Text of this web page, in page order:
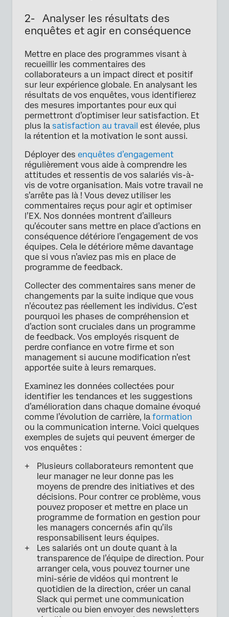
2- Analyser les résultats des
enquêtes et agir en conséquence
Mettre en place des programmes visant à
recueillir les commentaires des
collaborateurs a un impact direct et positif
sur leur expérience globale. En analysant les
résultats de vos enquêtes, vous identifierez
des mesures importantes pour eux qui
permettront d’optimiser leur satisfaction. Et
plus la satisfaction au travail est élevée, plus
la rétention et la motivation le sont aussi.
Déployer des enquêtes d’engagement
régulièrement vous aide à comprendre les
attitudes et ressentis de vos salariés vis-à-
vis de votre organisation. Mais votre travail ne
s’arrête pas là ! Vous devez utiliser les
commentaires reçus pour agir et optimiser
l’EX. Nos données montrent d’ailleurs
qu’écouter sans mettre en place d’actions en
conséquence détériore l’engagement de vos
équipes. Cela le détériore même davantage
que si vous n’aviez pas mis en place de
programme de feedback.
Collecter des commentaires sans mener de
changements par la suite indique que vous
n’écoutez pas réellement les individus. C’est
pourquoi les phases de compréhension et
d’action sont cruciales dans un programme
de feedback. Vos employés risquent de
perdre confiance en votre firme et son
management si aucune modification n’est
apportée suite à leurs remarques.
Examinez les données collectées pour
identifier les tendances et les suggestions
d’amélioration dans chaque domaine évoqué
comme l’évolution de carrière, la formation
ou la communication interne. Voici quelques
exemples de sujets qui peuvent émerger de
vos enquêtes :
Plusieurs collaborateurs remontent que
leur manager ne leur donne pas les
moyens de prendre des initiatives et des
décisions. Pour contrer ce problème, vous
pouvez proposer et mettre en place un
programme de formation en gestion pour
les managers concernés afin qu’ils
responsabilisent leurs équipes.
Les salariés ont un doute quant à la
transparence de l’équipe de direction. Pour
arranger cela, vous pouvez tourner une
mini-série de vidéos qui montrent le
quotidien de la direction, créer un canal
Slack qui permet une communication
verticale ou bien envoyer des newsletters